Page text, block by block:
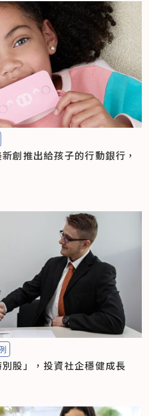
創推出給孩子的行動銀行，
股」，投資社企穩健成長